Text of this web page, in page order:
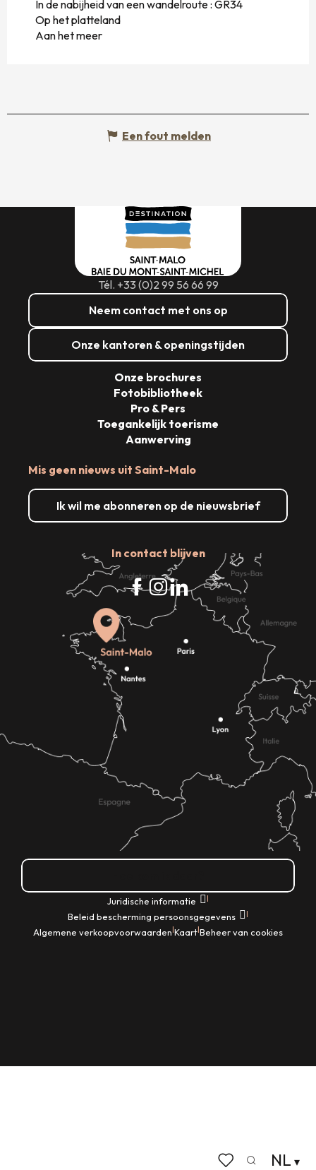
NL
In de nabijheid van een wandelroute : GR34
Op het platteland
Aan het meer
Een fout melden
Tél. +33 (0)2 99 56 66 99
Neem contact met ons op
Onze kantoren & openingstijden
Mis geen nieuws uit Saint-Malo
Ik wil me abonneren op de nieuwsbrief
In contact blijven
Onze brochures
Fotobibliotheek
Pro & Pers
Toegankelijk toerisme
Aanwerving
Juridische informatie |
Beleid bescherming persoonsgegevens |
Algemene verkoopvoorwaarden|Kaart|Beheer van cookies